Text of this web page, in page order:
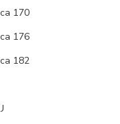
170
176
182